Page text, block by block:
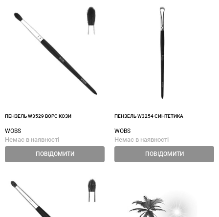
ПЕНЗЕЛЬ W3529 ВОРС КОЗИ
WOBS
Немає в наявності
ПОВІДОМИТИ
ПЕНЗЕЛЬ W3254 СИНТЕТИКА
WOBS
Немає в наявності
ПОВІДОМИТИ